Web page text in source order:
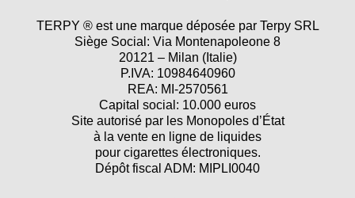
TERPY ® est une marque déposée par Terpy SRL
Siège Social: Via Montenapoleone 8
20121 – Milan (Italie)
P.IVA: 10984640960
REA: MI-2570561
Capital social: 10.000 euros
Site autorisé par les Monopoles d’État
à la vente en ligne de liquides
pour cigarettes électroniques.
Dépôt fiscal ADM: MIPLI0040